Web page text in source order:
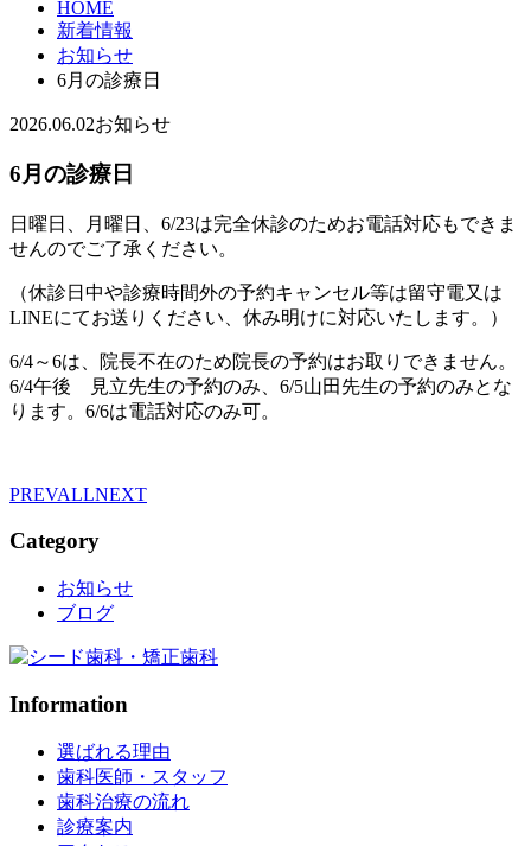
HOME
新着情報
お知らせ
6月の診療日
2026.06.02お知らせ
6月の診療日
日曜日、月曜日、6/23は完全休診のためお電話対応もできま
せんのでご了承ください。
（休診日中や診療時間外の予約キャンセル等は留守電又は
LINEにてお送りください、休み明けに対応いたします。）
6/4～6は、院長不在のため院長の予約はお取りできません。
6/4午後 見立先生の予約のみ、6/5山田先生の予約のみとな
ります。6/6は電話対応のみ可。
PREVALLNEXT
Category
お知らせ
ブログ
Information
選ばれる理由
歯科医師・スタッフ
歯科治療の流れ
診療案内